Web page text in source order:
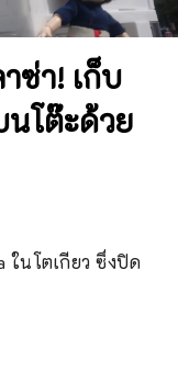
ซ่า! เก็บ
โต๊ะด้วย
ในโตเกียว ซึ่งปิด